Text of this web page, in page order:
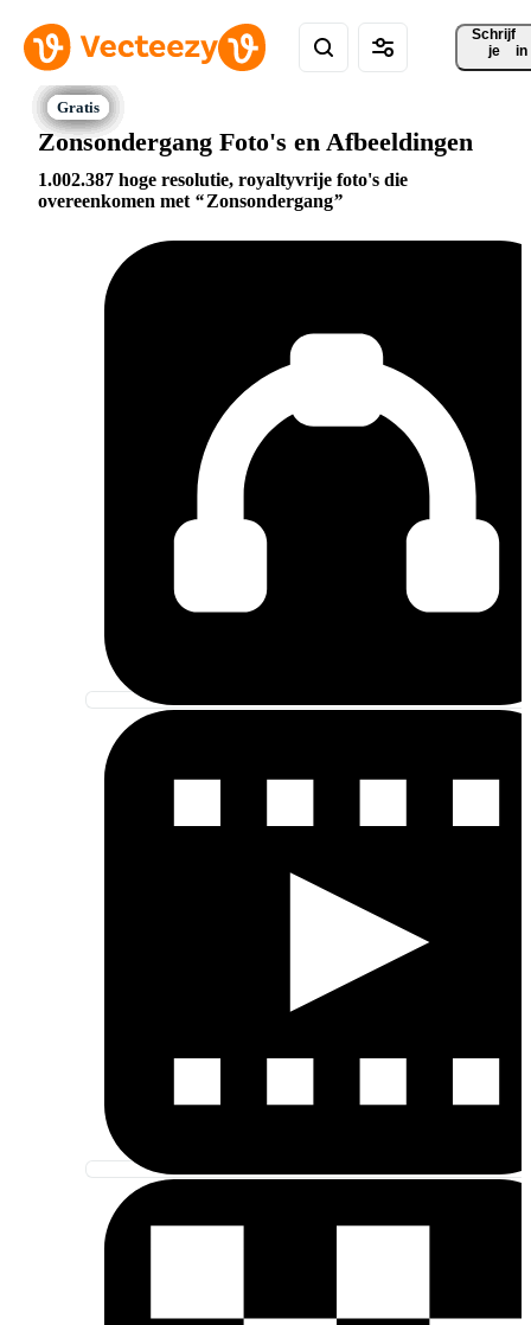
Schrijf
je
in
Zonsondergang Foto's en Afbeeldingen
1.002.387 hoge resolutie, royaltyvrije foto's die
overeenkomen met
Zonsondergang